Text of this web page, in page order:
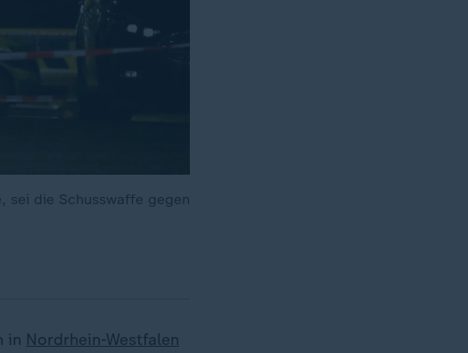
sei die Schusswaffe gegen
in Nordrhein-Westfalen